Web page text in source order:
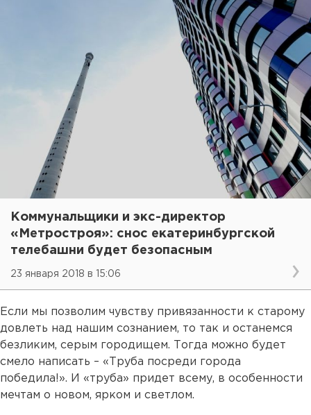
Коммунальщики и экс-директор
«Метростроя»: снос екатеринбургской
телебашни будет безопасным
23 января 2018 в 15:06
Если мы позволим чувству привязанности к старому
довлеть над нашим сознанием, то так и останемся
безликим, серым городищем. Тогда можно будет
смело написать – «Труба посреди города
победила!». И «труба» придет всему, в особенности
мечтам о новом, ярком и светлом.